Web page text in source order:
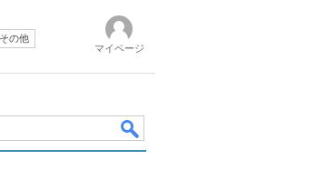
その他
マイページ